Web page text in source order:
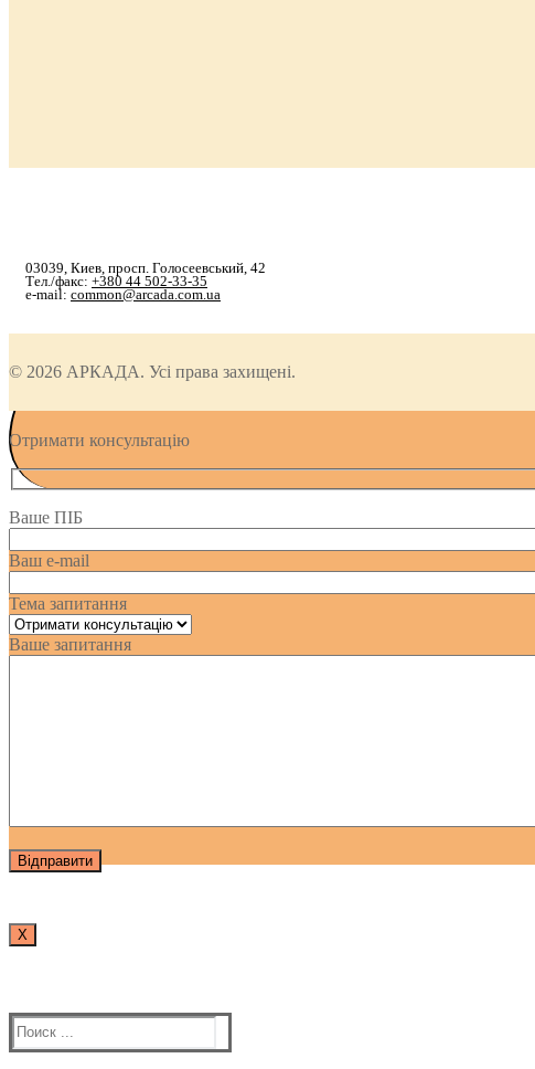
03039, Киев, просп. Голосеевський, 42
Тел./факс: +380 44 502-33-35
e-mail: common@arcada.com.ua
© 2026 АРКАДА. Усі права захищені.
Отримати консультацію
Ваше ПІБ
Ваш e-mail
Тема запитання
Ваше запитання
Х
Найти: